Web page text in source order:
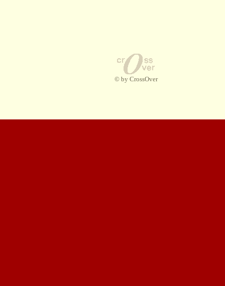
© by CrossOver